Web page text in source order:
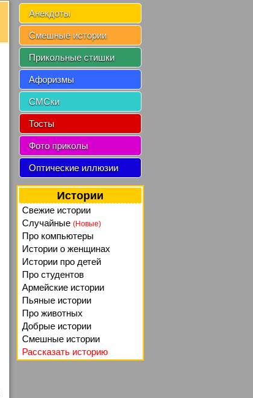
Анекдоты
Смешные истории
Прикольные стишки
Афоризмы
СМСки
Тосты
Фото приколы
Оптические иллюзии
Истории
Свежие истории
Случайные (Новые)
Про компьютеры
Истории о женщинах
Истории про детей
Про студентов
Армейские истории
Пьяные истории
Про животных
Добрые истории
Смешные истории
Рассказать историю